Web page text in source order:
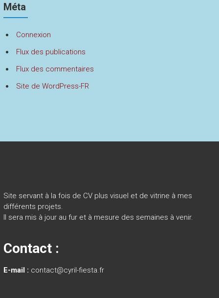
Méta
Connexion
Flux des publications
Flux des commentaires
Site de WordPress-FR
Site servant à la fois de CV plus visuel et de vitrine à mes
différents projets.
Il sera mis à jour au fur et à mesure des semaines à venir.
Contact :
E-mail : contact@cyril-fiesta.fr